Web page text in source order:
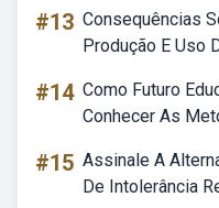
#13 Consequências
Produção E Uso
#14 Como Futuro
Conhecer As
#15 Assinale A
De Intolerância